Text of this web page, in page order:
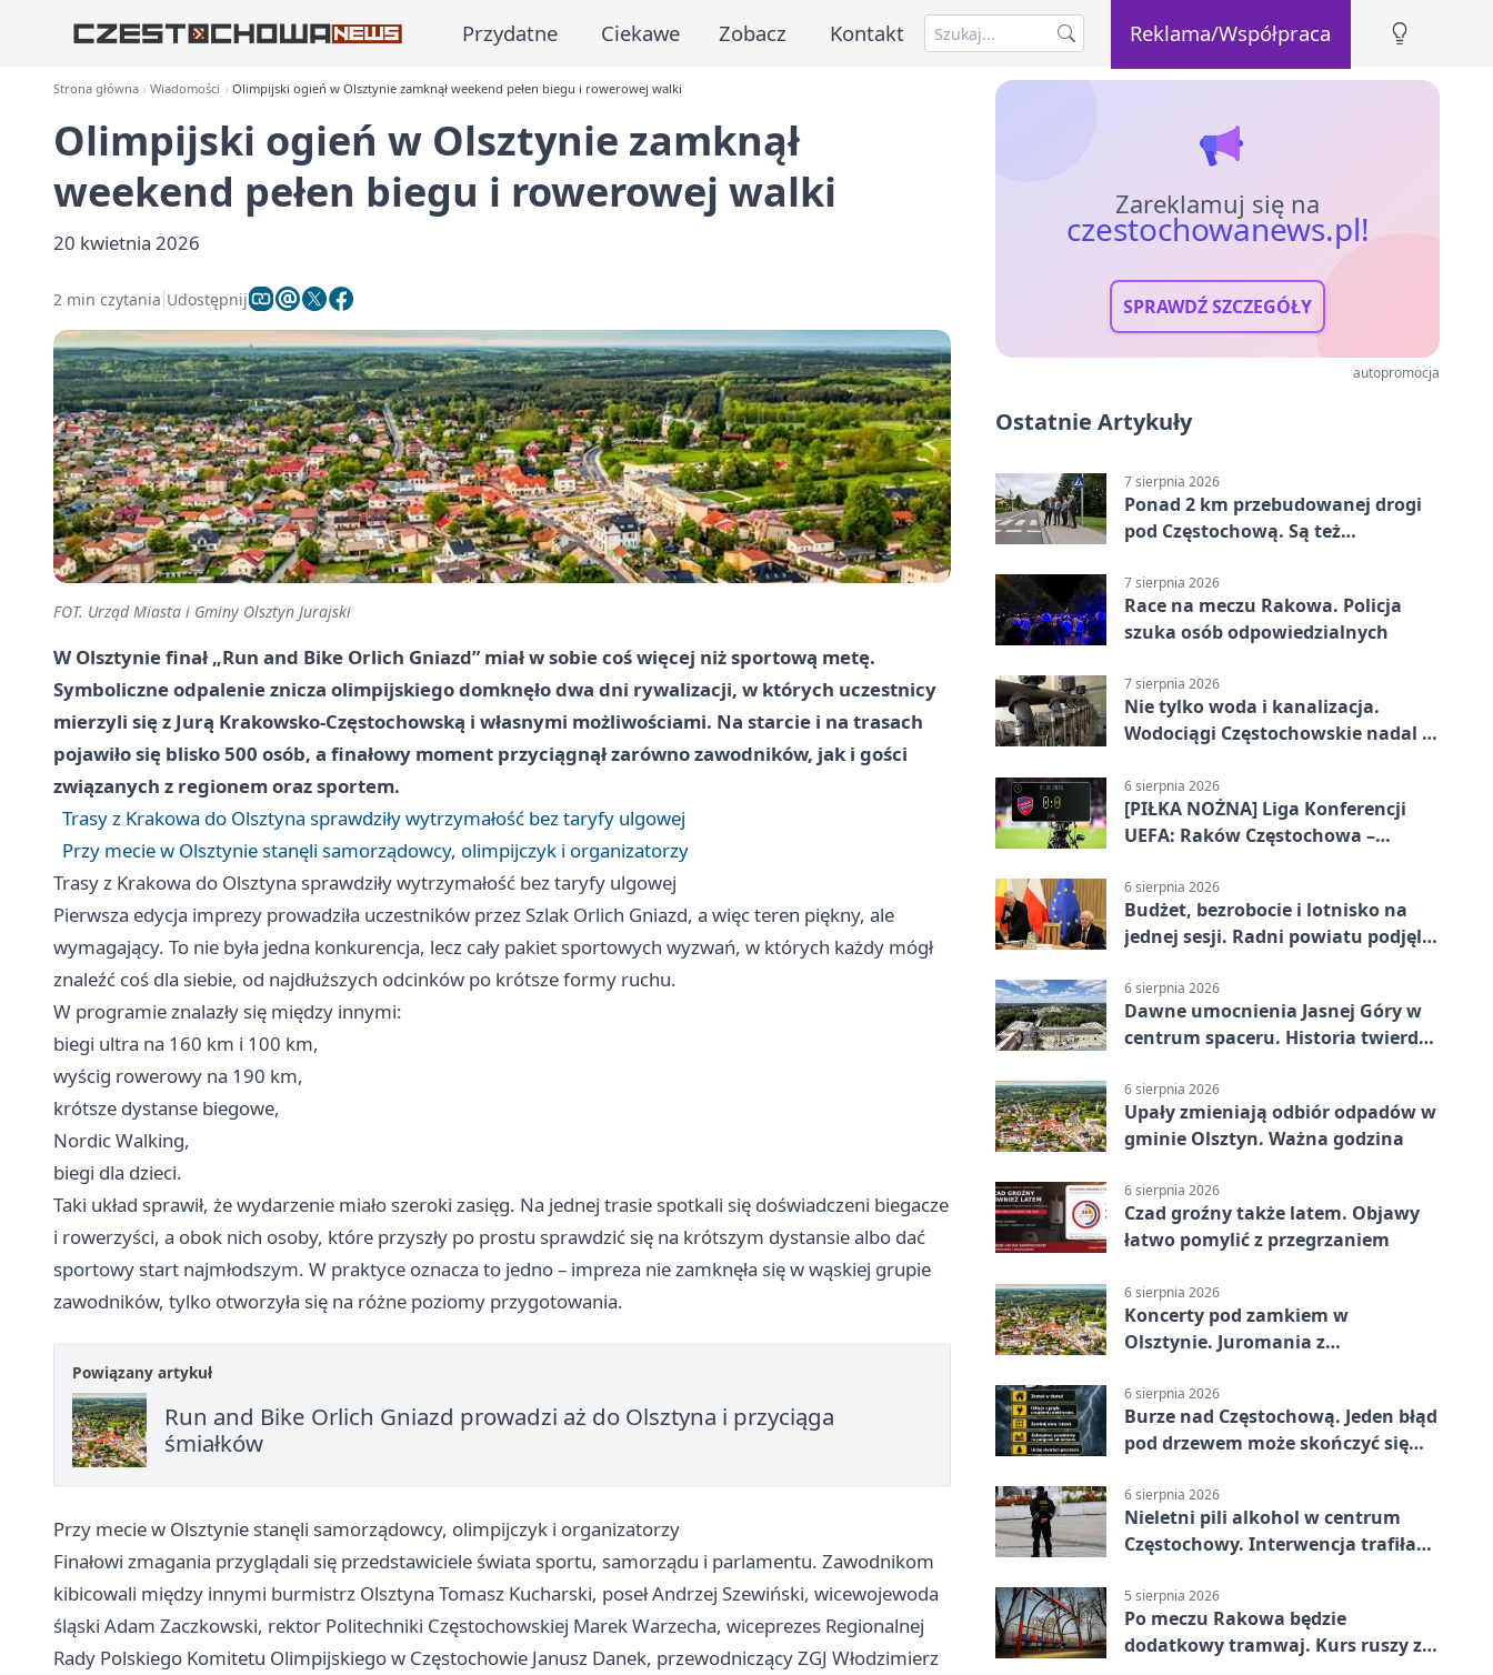
Przydatne Ciekawe Zobacz Kontakt Reklama/Współpraca
Strona główna Wiadomości Olimpijski ogień w Olsztynie zamknął weekend pełen biegu i rowerowej walki
Olimpijski ogień w Olsztynie zamknął
weekend pełen biegu i rowerowej walki
20 kwietnia 2026
2 min czytania Udostępnij
FOT. Urząd Miasta i Gminy Olsztyn Jurajski
W Olsztynie finał „Run and Bike Orlich Gniazd” miał w sobie coś więcej niż sportową metę.
Symboliczne odpalenie znicza olimpijskiego domknęło dwa dni rywalizacji, w których uczestnicy
mierzyli się z Jurą Krakowsko-Częstochowską i własnymi możliwościami. Na starcie i na trasach
pojawiło się blisko 500 osób, a finałowy moment przyciągnął zarówno zawodników, jak i gości
związanych z regionem oraz sportem.
Trasy z Krakowa do Olsztyna sprawdziły wytrzymałość bez taryfy ulgowej
Przy mecie w Olsztynie stanęli samorządowcy, olimpijczyk i organizatorzy
Trasy z Krakowa do Olsztyna sprawdziły wytrzymałość bez taryfy ulgowej
Pierwsza edycja imprezy prowadziła uczestników przez Szlak Orlich Gniazd, a więc teren piękny, ale
wymagający. To nie była jedna konkurencja, lecz cały pakiet sportowych wyzwań, w których każdy mógł
znaleźć coś dla siebie, od najdłuższych odcinków po krótsze formy ruchu.
W programie znalazły się między innymi:
biegi ultra na 160 km i 100 km,
wyścig rowerowy na 190 km,
krótsze dystanse biegowe,
Nordic Walking,
biegi dla dzieci.
Taki układ sprawił, że wydarzenie miało szeroki zasięg. Na jednej trasie spotkali się doświadczeni biegacze
i rowerzyści, a obok nich osoby, które przyszły po prostu sprawdzić się na krótszym dystansie albo dać
sportowy start najmłodszym. W praktyce oznacza to jedno – impreza nie zamknęła się w wąskiej grupie
zawodników, tylko otworzyła się na różne poziomy przygotowania.
Powiązany artykuł
Run and Bike Orlich Gniazd prowadzi aż do Olsztyna i przyciąga
śmiałków
Przy mecie w Olsztynie stanęli samorządowcy, olimpijczyk i organizatorzy
Finałowi zmagania przyglądali się przedstawiciele świata sportu, samorządu i parlamentu. Zawodnikom
kibicowali między innymi burmistrz Olsztyna Tomasz Kucharski, poseł Andrzej Szewiński, wicewojewoda
śląski Adam Zaczkowski, rektor Politechniki Częstochowskiej Marek Warzecha, wiceprezes Regionalnej
Rady Polskiego Komitetu Olimpijskiego w Częstochowie Janusz Danek, przewodniczący ZGJ Włodzimierz
Zareklamuj się na
czestochowanews.pl!
SPRAWDŹ SZCZEGÓŁY
autopromocja
Ostatnie Artykuły
7 sierpnia 2026
Ponad 2 km przebudowanej drogi
pod Częstochową. Są też
7 sierpnia 2026
Race na meczu Rakowa. Policja
szuka osób odpowiedzialnych
7 sierpnia 2026
Nie tylko woda i kanalizacja.
Wodociągi Częstochowskie nadal w
6 sierpnia 2026
[PIŁKA NOŻNA] Liga Konferencji
UEFA: Raków Częstochowa –
meczu III rundy eliminacji
6 sierpnia 2026
Budżet, bezrobocie i lotnisko na
jednej sesji. Radni powiatu podjęli
6 sierpnia 2026
Dawne umocnienia Jasnej Góry w
centrum spaceru. Historia twierdzy
6 sierpnia 2026
Upały zmieniają odbiór odpadów w
gminie Olsztyn. Ważna godzina
6 sierpnia 2026
Czad groźny także latem. Objawy
łatwo pomylić z przegrzaniem
6 sierpnia 2026
Koncerty pod zamkiem w
Olsztynie. Juromania z
6 sierpnia 2026
Burze nad Częstochową. Jeden błąd
pod drzewem może skończyć się
6 sierpnia 2026
Nieletni pili alkohol w centrum
Częstochowy. Interwencja trafiła
5 sierpnia 2026
Po meczu Rakowa będzie
dodatkowy tramwaj. Kurs ruszy ze